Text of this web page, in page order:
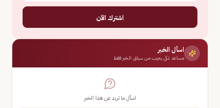
اشترك الآن
اسأل الخبر
مساعد ذكي يجيب من سياق الخبر فقط
اسأل ما تريد عن هذا الخبر